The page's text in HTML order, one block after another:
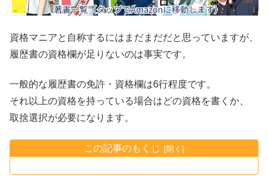
資格マニアと自称するにはまだまだだと思っていますが、
履歴書の資格欄が足りないのは事実です。
一般的な履歴書の免許・資格欄は6行程度です。
それ以上の資格を持っている場合はどの資格を書くか、
取捨選択が必要になります。
この記事のもくじ